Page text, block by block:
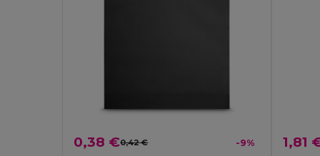
0,38 €0,42 € -9% 1,81